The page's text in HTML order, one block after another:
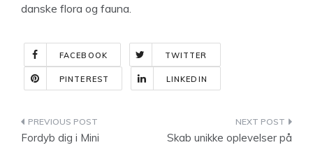
danske flora og fauna.
FACEBOOK TWITTER
PINTEREST LINKEDIN
Indlægsnavigation
Fordyb dig i Mini
Skab unikke oplevelser på